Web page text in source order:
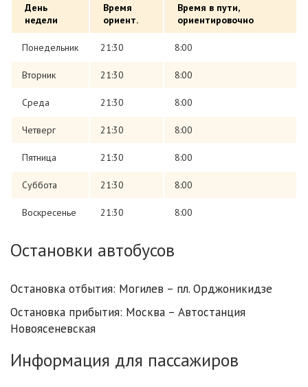
День
недели
Время
ориент.
Время в пути,
ориентировочно
Понедельник 21:30 8:00
Вторник 21:30 8:00
Среда 21:30 8:00
Четверг 21:30 8:00
Пятница 21:30 8:00
Суббота 21:30 8:00
Воскресенье 21:30 8:00
Остановки автобусов
Остановка отбытия: Могилев – пл. Орджоникидзе
Остановка прибытия: Москва – Автостанция
Новоясеневская
Информация для пассажиров